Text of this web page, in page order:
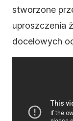
stworzone
uproszczenia
docelowych